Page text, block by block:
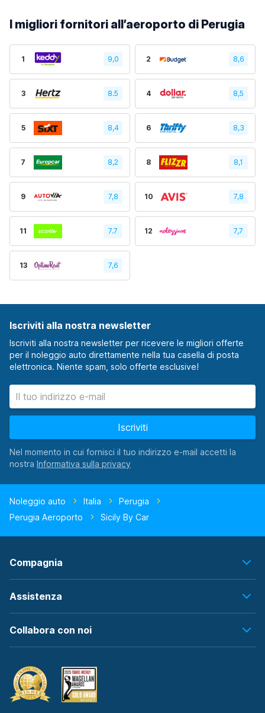
I migliori fornitori all’aeroporto di Perugia
1 9,0 2 8,6
3 8.5 4 8,5
5 8,4 6 8,3
7 8,2 8 8,1
9 7,8 10 7,8
11 7.7 12 7,7
13 7,6
Iscriviti alla nostra newsletter
Iscriviti alla nostra newsletter per ricevere le migliori offerte
per il noleggio auto direttamente nella tua casella di posta
elettronica. Niente spam, solo offerte esclusive!
Iscriviti
Nel momento in cui fornisci il tuo indirizzo e-mail accetti la
nostra
Noleggio auto Italia
Perugia
Perugia Aeroporto
Sicily By Car
Compagnia
Assistenza
Collabora con noi